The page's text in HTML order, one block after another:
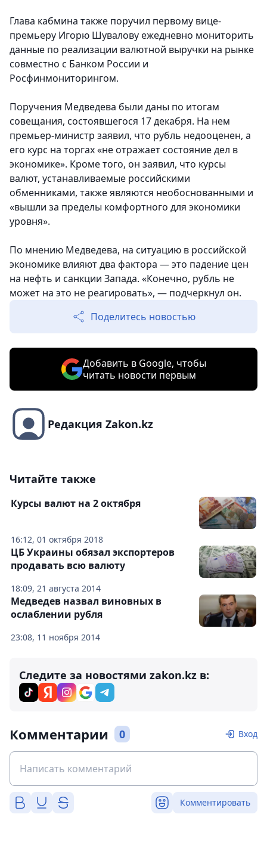
Глава кабмина также поручил первому вице-
премьеру Игорю Шувалову ежедневно мониторить
данные по реализации валютной выручки на рынке
совместно с Банком России и
Росфинмониторингом.
Поручения Медведева были даны по итогам
совещания, состоявшегося 17 декабря. На нем
премьер-министр заявил, что рубль недооценен, а
его курс на торгах «не отражает состояние дел в
экономике». Кроме того, он заявил, что курсы
валют, устанавливаемые российскими
обменниками, также являются необоснованными и
«вышли за пределы комфортного для экономики
уровня».
По мнению Медведева, на ситуацию в российской
экономике влияют два фактора — это падение цен
на нефть и санкции Запада. «Конечно, рубль не
может на это не реагировать», — подчеркнул он.
Поделитесь новостью
Добавить в Google, чтобы
читать новости первым
Редакция Zakon.kz
Читайте также
16:12, 01 октября 2018
Курсы валют на 2 октября
18:09, 21 августа 2014
ЦБ Украины обязал экспортеров
продавать всю валюту
23:08, 11 ноября 2014
Медведев назвал виновных в
ослаблении рубля
Следите за новостями zakon.kz в:
Комментарии 0 Вход
Комментировать